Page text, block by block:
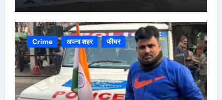
Crime अपना शहर फीचर